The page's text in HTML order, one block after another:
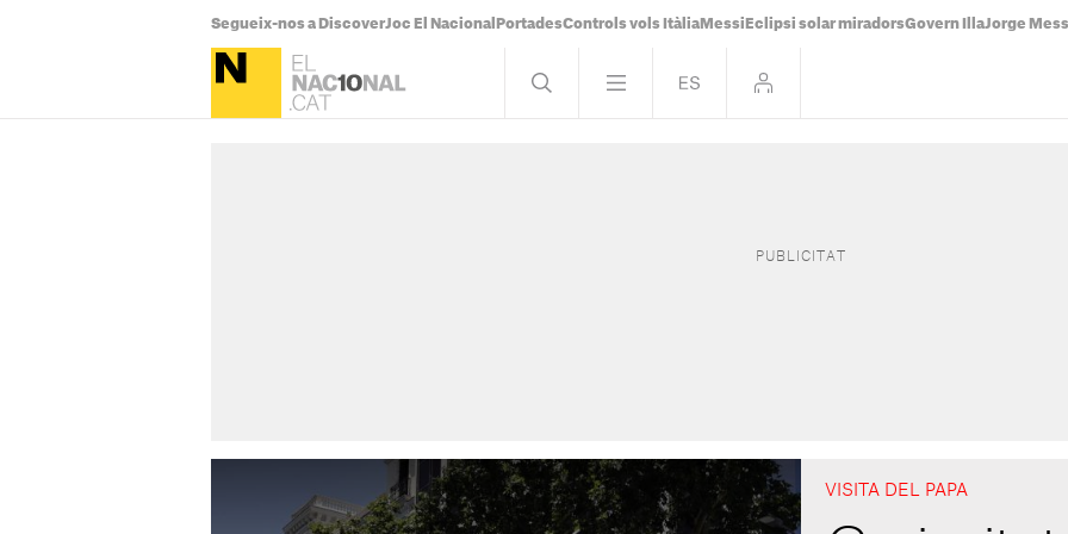
Segueix-nos a DiscoverJoc El Nacional PortadesControls vols Itàlia Messi Eclipsi solar miradorsGovern IllaJorge
VISITA DEL PAPA